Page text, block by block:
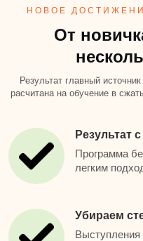
НОВОЕ
От
Результат главный
расчитана на обучение в
Результат
Программа
легким
Убираем